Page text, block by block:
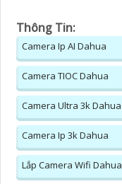
Thông Tin:
Camera Ip AI Dahua
Camera TIOC Dahua
Camera Ultra 3k Dahua
Camera Ip 3k Dahua
Lắp Camera Wifi Dahua